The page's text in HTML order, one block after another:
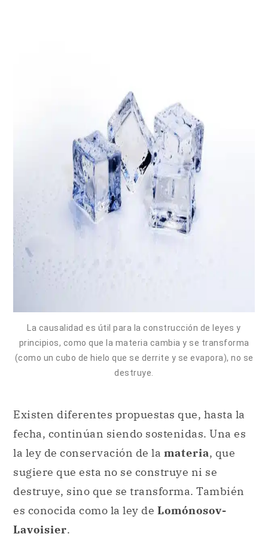
La causalidad es útil para la construcción de leyes y
principios, como que la materia cambia y se transforma
(como un cubo de hielo que se derrite y se evapora), no se
destruye.
Existen diferentes propuestas que, hasta la
fecha, continúan siendo sostenidas. Una es
la ley de conservación de la materia, que
sugiere que esta no se construye ni se
destruye, sino que se transforma. También
es conocida como la ley de Lomónosov-
Lavoisier.